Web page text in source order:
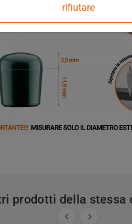
prodotti della stessa
 
rifiutare